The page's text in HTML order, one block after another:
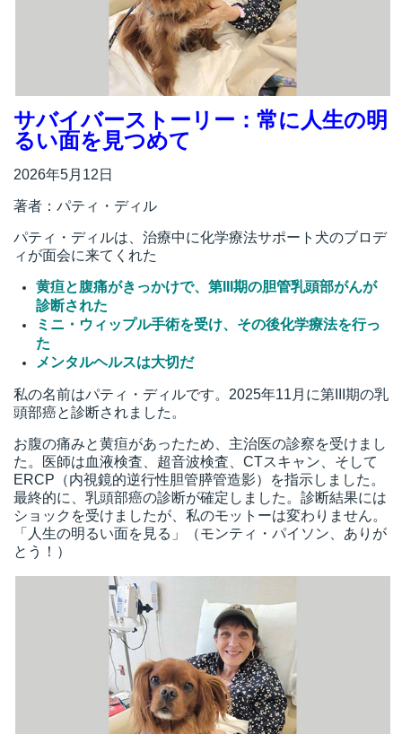
サバイバーストーリー：常に人生の明
るい面を見つめて
2026年5月12日
著者：パティ・ディル
パティ・ディルは、治療中に化学療法サポート犬のブロデ
ィが面会に来てくれた
黄疸と腹痛がきっかけで、第III期の胆管乳頭部がんが
診断された
ミニ・ウィップル手術を受け、その後化学療法を行っ
た
メンタルヘルスは大切だ
私の名前はパティ・ディルです。2025年11月に第III期の乳
頭部癌と診断されました。
お腹の痛みと黄疸があったため、主治医の診察を受けまし
た。医師は血液検査、超音波検査、CTスキャン、そして
ERCP（内視鏡的逆行性胆管膵管造影）を指示しました。
最終的に、乳頭部癌の診断が確定しました。診断結果には
ショックを受けましたが、私のモットーは変わりません。
「人生の明るい面を見る」（モンティ・パイソン、ありが
とう！）